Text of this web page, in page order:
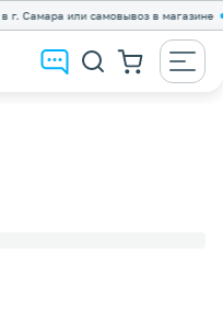
Самара или самовывоз в магазине